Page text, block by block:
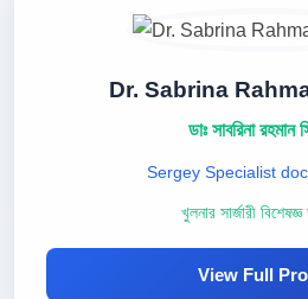
Dr. Sabrina
ডাঃ সাবরিনা রহমান
Sergey Specialist
খুলনার সার্জারী
View Full